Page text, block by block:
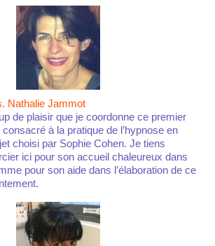
Nathalie Jammot
de plaisir que je coordonne ce premier
à la pratique de l’hypnose en
choisi par Sophie Cohen. Je tiens
ici pour son accueil chaleureux dans
pour son aide dans l’élaboration de ce